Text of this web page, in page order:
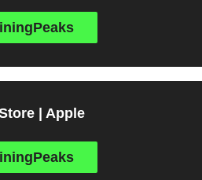
| Apple